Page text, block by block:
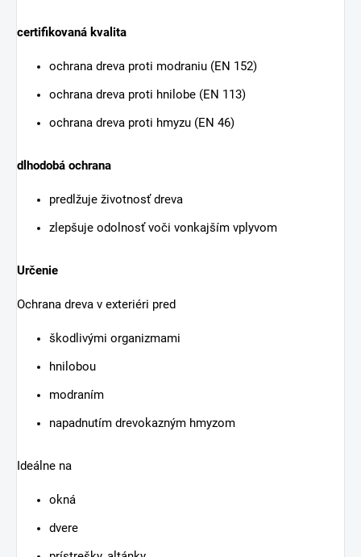
certifikovaná kvalita
ochrana dreva proti modraniu (EN 152)
ochrana dreva proti hnilobe (EN 113)
ochrana dreva proti hmyzu (EN 46)
dlhodobá ochrana
predlžuje životnosť dreva
zlepšuje odolnosť voči vonkajším vplyvom
Určenie
Ochrana dreva v exteriéri pred
škodlivými organizmami
hnilobou
modraním
napadnutím drevokazným hmyzom
Ideálne na
okná
dvere